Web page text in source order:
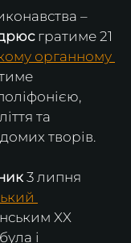
–
гратиме 21
органному
та
творів.
3 липня
XX
і